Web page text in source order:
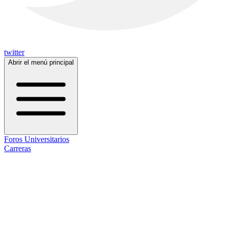
twitter
Abrir el menú principal
Foros Universitarios
Carreras